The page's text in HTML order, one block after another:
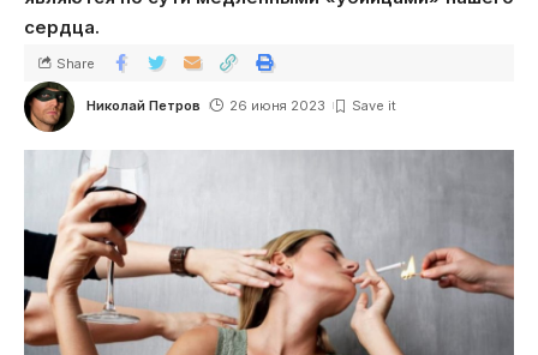
сердца.
Николай Петров 26 июня 2023
Share